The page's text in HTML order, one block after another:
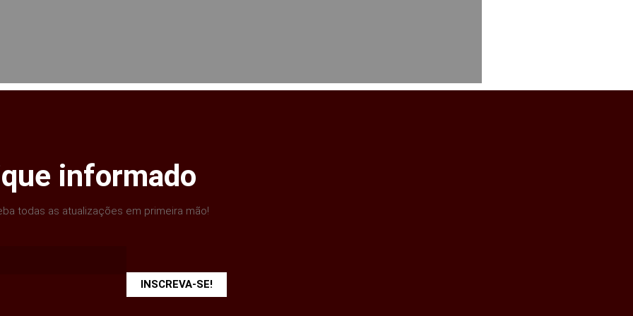
informado
todas as atualizações em primeira mão!
INSCREVA-SE!